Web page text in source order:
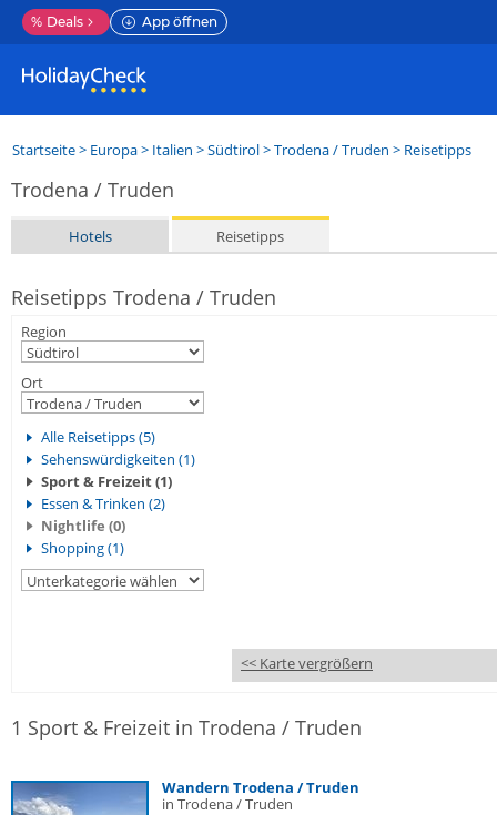
% Deals App öffnen
Startseite> Europa> Italien >Südtirol>Trodena / Truden > Reisetipps
Trodena / Truden
Hotels Reisetipps
Reisetipps Trodena / Truden
Region
Ort
Alle Reisetipps (5)
Sehenswürdigkeiten (1)
Sport & Freizeit (1)
Essen & Trinken (2)
Nightlife (0)
Shopping (1)
<< Karte vergrößern
1 Sport & Freizeit in Trodena / Truden
Wandern Trodena / Truden
in Trodena / Truden